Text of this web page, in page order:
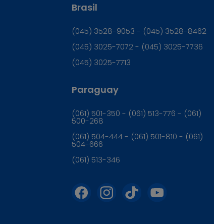
Brasil
(045) 3528-9053 - (045) 3528-8462
(045) 3025-7072 - (045) 3025-7736
(045) 3025-7713
Paraguay
(061) 501-350 - (061) 513-776 - (061)
500-268
(061) 504-444 - (061) 501-810 - (061)
504-666
(061) 513-346